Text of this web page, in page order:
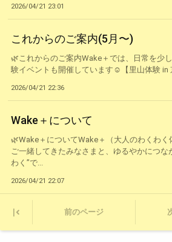
2026/04/21 23:01
これからのご案内(5月〜)
🌿これからのご案内Wake＋では、日常を少
験イベントも開催しています☺️【里山体験 in
2026/04/21 22:36
Wake＋について
🌿Wake＋についてWake＋（大人のわくわ
ご一緒してきたみなさまと、ゆるやかにつな
わく”で...
2026/04/21 22:07
前のページ